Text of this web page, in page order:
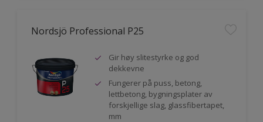
Nordsjö Professional P25
Gir høy slitestyrke og god
dekkevne
Fungerer på puss, betong,
lettbetong, bygningsplater av
forskjellige slag, glassfibertapet,
mm